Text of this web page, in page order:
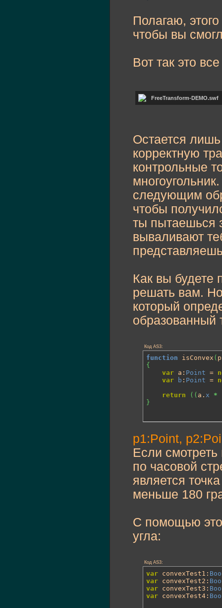
Полагаю,
чтобы вы
Вот так это
FreeTransform-
Остается
корректную
контрольные
следующим
чтобы
ты пытаешься
вываливают
Как вы будете
решать вам.
который
образованный
Код AS3:
function isConvex (
{
var a: Point =
var
b : Point =
return
( ( a. x *
}
p1:Point,
Если смотреть
по часовой
является
меньше 180
С помощью
угла:
Код AS3:
var convexTest1:
var convexTest2:
var convexTest3:
var convexTest4: